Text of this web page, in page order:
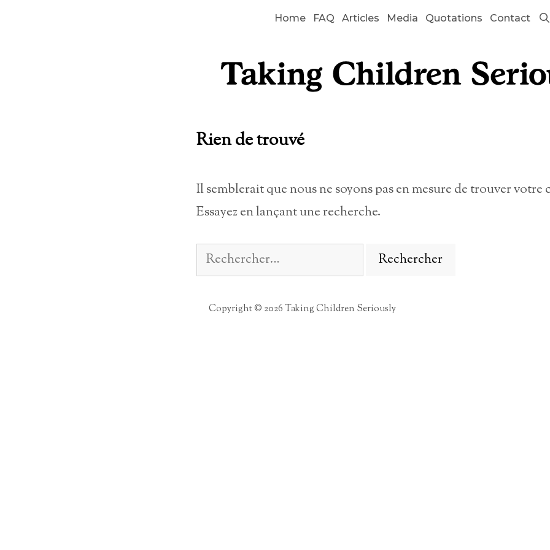
Home FAQ Articles Media Quotations Contact
Rien de trouvé
Il semblerait que nous ne soyons pas en mesure de trouver votre
Essayez en lançant une recherche.
Rechercher :
Copyright © 2026 Taking Children Seriously